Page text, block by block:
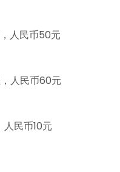
人民币50元
人民币60元
民币10元